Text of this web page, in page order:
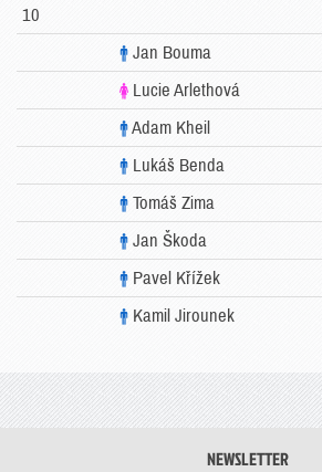
10
Jan Bouma
Lucie Arlethová
Adam Kheil
Lukáš Benda
Tomáš Zima
Jan Škoda
Pavel Křížek
Kamil Jirounek
NEWSLETTER